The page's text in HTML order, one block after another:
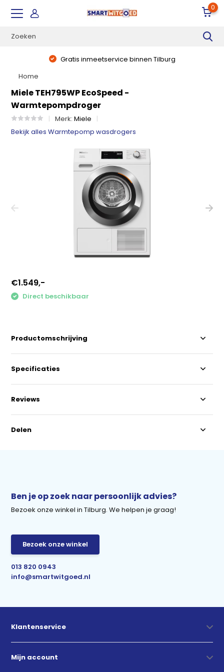
0
Gratis inmeetservice binnen Tilburg
Home
Miele TEH795WP EcoSpeed -
Warmtepompdroger
Merk:Miele
Bekijk alles Warmtepomp wasdrogers
€1.549,-
Direct beschikbaar
Productomschrijving
Specificaties
Reviews
Delen
Ben je op zoek naar persoonlijk advies?
Bezoek onze winkel in Tilburg. We helpen je graag!
Bezoek onze winkel
013 820 0943
info@smartwitgoed.nl
Klantenservice
Mijn account